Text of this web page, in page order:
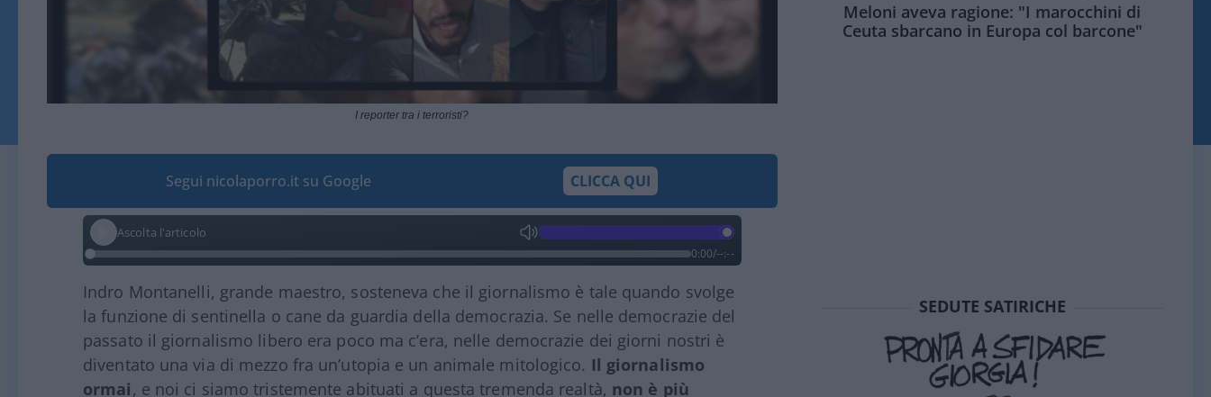
I reporter tra i terroristi?
Segui nicolaporro.it su Google CLICCA QUI
Ascolta l'articolo
0:00/--:--
Indro Montanelli, grande maestro, sosteneva che il giornalismo è tale quando svolge
la funzione di sentinella o cane da guardia della democrazia. Se nelle democrazie del
passato il giornalismo libero era poco ma c’era, nelle democrazie dei giorni nostri è
diventato una via di mezzo fra un’utopia e un animale mitologico. Il giornalismo
ormai, e noi ci siamo tristemente abituati a questa tremenda realtà, non è più
Meloni aveva ragione: "I marocchini di
Ceuta sbarcano in Europa col barcone"
SEDUTE SATIRICHE